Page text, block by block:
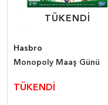
TÜKENDİ
TÜKENDİ
Hasbro
Monopoly Maaş Günü
TÜKENDİ